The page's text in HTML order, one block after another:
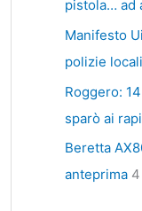
pistola… ad
Manifesto
polizie
Roggero:
sparò ai
Beretta
anteprima